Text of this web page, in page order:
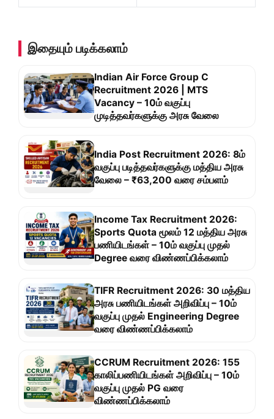
இதையும் படிக்கலாம்
Indian Air Force Group C
Recruitment 2026 | MTS
Vacancy – 10ம் வகுப்பு
முடித்தவர்களுக்கு அரசு வேலை
India Post Recruitment 2026: 8ம்
வகுப்பு படித்தவர்களுக்கு மத்திய அரசு
வேலை – ₹63,200 வரை சம்பளம்
Income Tax Recruitment 2026:
Sports Quota மூலம் 12 மத்திய அரசு
பணியிடங்கள் – 10ம் வகுப்பு முதல்
Degree வரை விண்ணப்பிக்கலாம்
TIFR Recruitment 2026: 30 மத்திய
அரசு பணியிடங்கள் அறிவிப்பு – 10ம்
வகுப்பு முதல் Engineering Degree
வரை விண்ணப்பிக்கலாம்
CCRUM Recruitment 2026: 155
காலிப்பணியிடங்கள் அறிவிப்பு – 10ம்
வகுப்பு முதல் PG வரை
விண்ணப்பிக்கலாம்